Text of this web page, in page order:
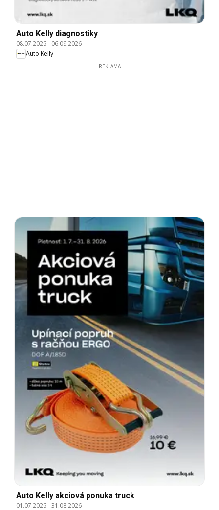
Auto Kelly diagnostiky
08.07.2026- 06.09.2026
Auto Kelly
REKLAMA
Auto Kelly akciová ponuka truck
01.07.2026-31.08.2026